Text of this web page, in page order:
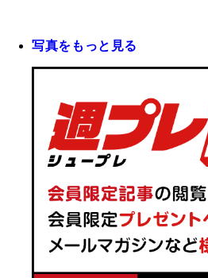
写真をもっと見る